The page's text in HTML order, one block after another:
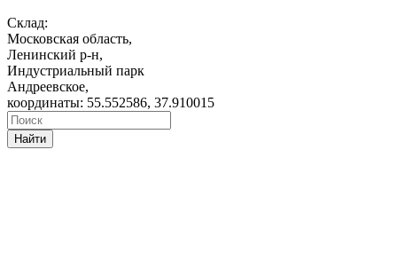
Склад:
Московская область,
Ленинский р-н,
Индустриальный парк
Андреевское,
координаты: 55.552586, 37.910015
Найти